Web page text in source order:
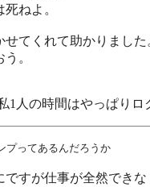
ねよ。
せてくれて助かりました
。
1人の時間はやっぱり
プってあるんだろうか
ですが仕事が全然でき